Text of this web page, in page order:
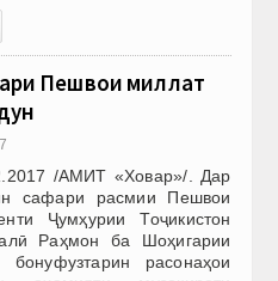
Пешвои миллат
/АМИТ «Ховар»/. Дар
сафари расмии Пешвои
Ҷумҳурии Тоҷикистон
Раҳмон ба Шоҳигарии
расонаҳои